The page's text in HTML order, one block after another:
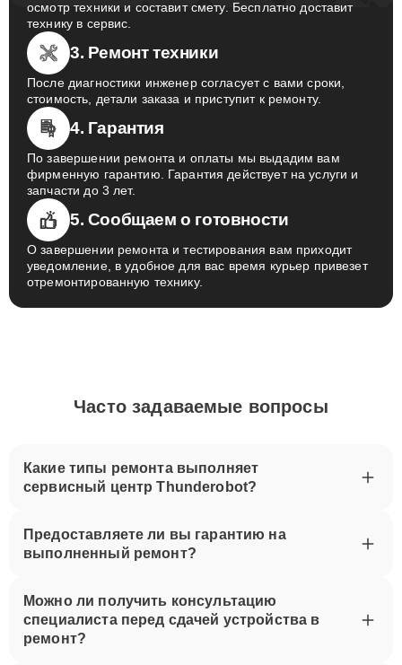
осмотр техники и составит смету. Бесплатно доставит
технику в сервис.
3. Ремонт техники
После диагностики инженер согласует с вами сроки,
стоимость, детали заказа и приступит к ремонту.
4. Гарантия
По завершении ремонта и оплаты мы выдадим вам
фирменную гарантию. Гарантия действует на услуги и
запчасти до 3 лет.
5. Сообщаем о готовности
О завершении ремонта и тестирования вам приходит
уведомление, в удобное для вас время курьер привезет
отремонтированную технику.
Часто задаваемые вопросы
Какие типы ремонта выполняет
сервисный центр Thunderobot?
Предоставляете ли вы гарантию на
выполненный ремонт?
Можно ли получить консультацию
специалиста перед сдачей устройства в
ремонт?